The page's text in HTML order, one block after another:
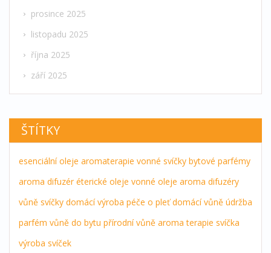
prosince 2025
listopadu 2025
října 2025
září 2025
ŠTÍTKY
esenciální oleje aromaterapie vonné svíčky bytové parfémy
aroma difuzér éterické oleje vonné oleje aroma difuzéry
vůně svíčky domácí výroba péče o pleť domácí vůně údržba
parfém vůně do bytu přírodní vůně aroma terapie svíčka
výroba svíček